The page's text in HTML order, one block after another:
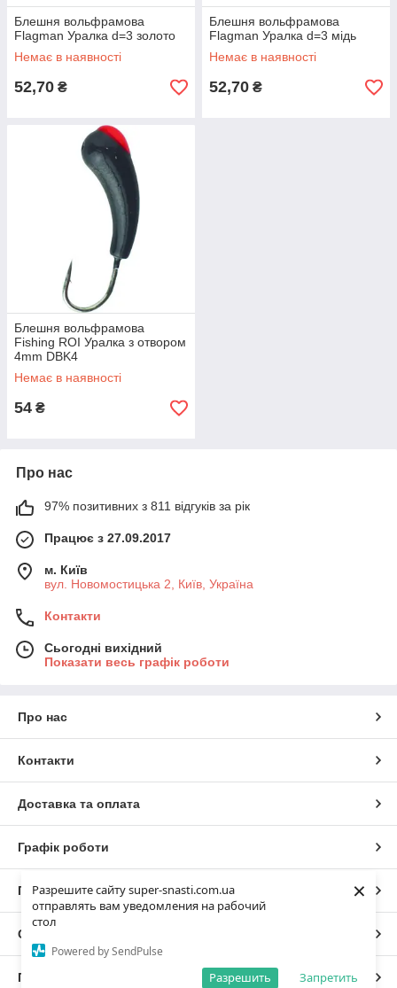
Разрешите сайту super-snasti.com.ua
отправлять вам уведомления на рабочий
стол
Powered by SendPulse
Запретить
Разрешить
×
Блешня вольфрамова
Flagman Уралка d=3 золото
Немає в наявності
52,70 ₴
Блешня вольфрамова
Flagman Уралка d=3 мідь
Немає в наявності
52,70 ₴
Блешня вольфрамова
Fishing ROI Уралка з отвором
4mm DBK4
Немає в наявності
54 ₴
Про нас
97% позитивних з 811 відгуків за рік
Працює з 27.09.2017
м. Київ
вул. Новомостицька 2, Київ, Україна
Контакти
Сьогодні вихідний
Показати весь графік роботи
Про нас
Контакти
Доставка та оплата
Графік роботи
Повна версія сайту
Сайт створено на маркетплейсі
Політика конфіденційності